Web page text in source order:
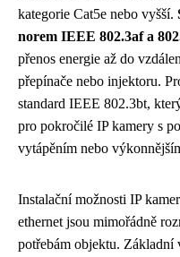
kategorie Cat5e nebo vyšší.
norem IEEE 802.3af a
přenos energie až do
přepínače nebo injektoru.
standard IEEE 802.3bt,
pro pokročilé IP kamery s
vytápěním nebo
Instalační možnosti IP
ethernet jsou mimořádně
potřebám objektu.